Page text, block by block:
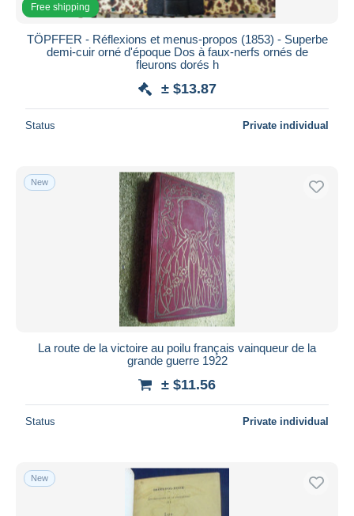
Free shipping
TÖPFFER - Réflexions et menus-propos (1853) - Superbe
demi-cuir orné d'époque Dos à faux-nerfs ornés de
fleurons dorés h
± $13.87
Status Private individual
New
La route de la victoire au poilu français vainqueur de la
grande guerre 1922
± $11.56
Status Private individual
New